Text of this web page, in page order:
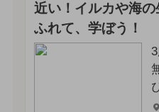
近い！イルカや海の
ふれて、学ぼう！